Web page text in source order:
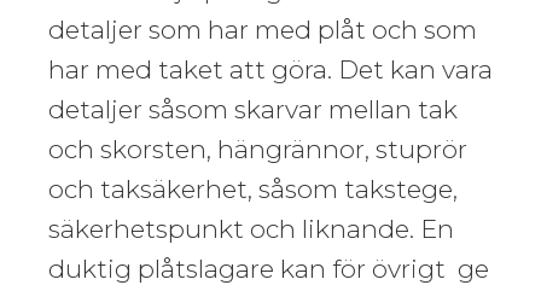
detaljer som har med plåt och som
har med taket att göra. Det kan vara
detaljer såsom skarvar mellan tak
och skorsten, hängrännor, stuprör
och taksäkerhet, såsom takstege,
säkerhetspunkt och liknande. En
duktig plåtslagare kan för övrigt ge